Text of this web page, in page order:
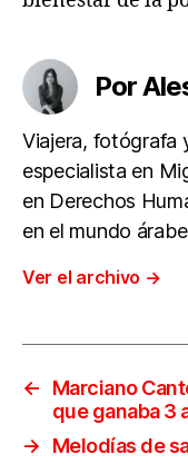
Por
Viajera, fotógrafa
especialista en
en Derechos
en el mundo
Ver el archivo →
←
Marciano
que ganaba 3
→
Melodías de